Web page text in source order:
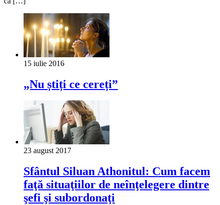
15 iulie 2016
„Nu știți ce cereți”
23 august 2017
Sfântul Siluan Athonitul: Cum facem
faţă situaţiilor de neînţelegere dintre
şefi şi subordonaţi